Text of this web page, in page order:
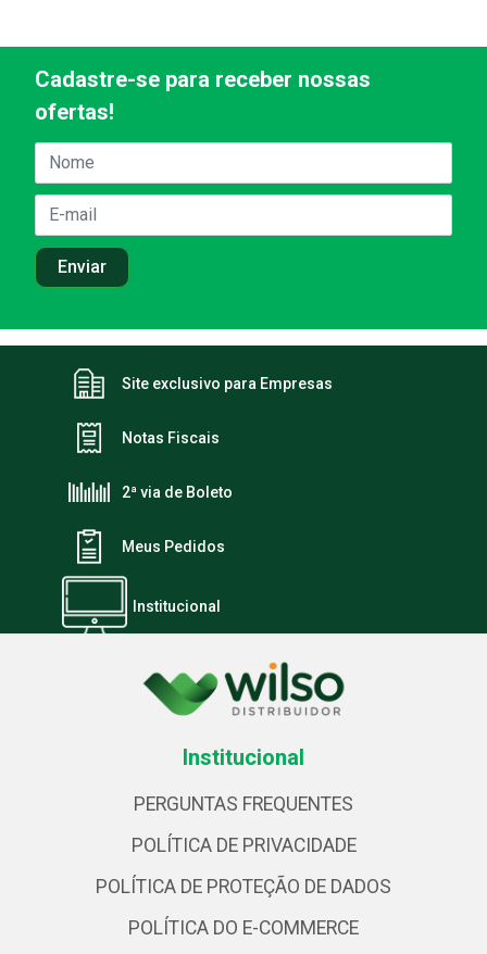
Cadastre-se para receber nossas
ofertas!
Site exclusivo para Empresas
Notas Fiscais
2ª via de Boleto
Meus Pedidos
Institucional
Institucional
PERGUNTAS FREQUENTES
POLÍTICA DE PRIVACIDADE
POLÍTICA DE PROTEÇÃO DE DADOS
POLÍTICA DO E-COMMERCE